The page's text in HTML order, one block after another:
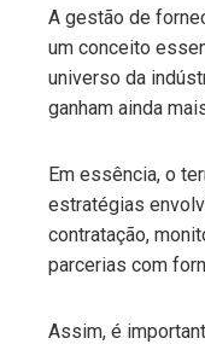
A gestão de
um conceito
universo da
ganham ainda
Em essência, o
estratégias
contratação,
parcerias com
Assim, é